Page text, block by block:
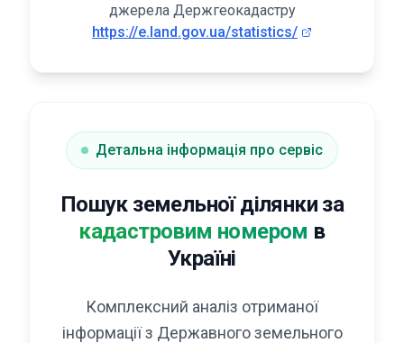
джерела Держгеокадастру
https://e.land.gov.ua/statistics/
Детальна інформація про сервіс
Пошук земельної ділянки за
кадастровим номером в
Україні
Комплексний аналіз отриманої
інформації з Державного земельного